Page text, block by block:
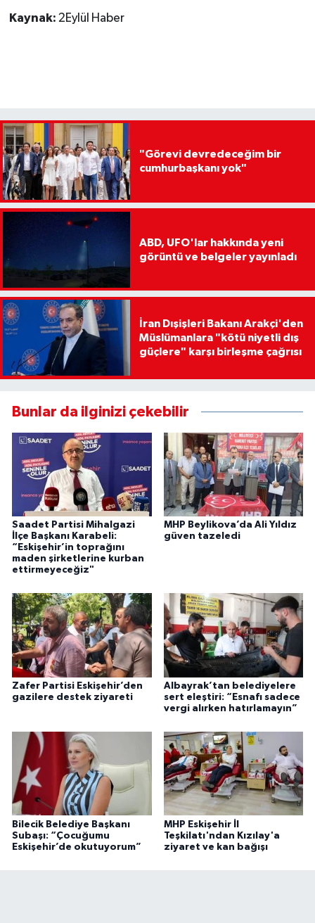
Kaynak: 2Eylül Haber
"Görevi devredeceğim bir
cumhurbaşkanı yok"
ABD, UFO'lar hakkında yeni
görüntü ve belgeler yayınladı
İran Dışişleri Bakanı Arakçi'den
Müslümanlara "kötü niyetli dış
güçlere" karşı birleşme çağrısı
Bunlar da ilginizi çekebilir
Saadet Partisi Mihalgazi
İlçe Başkanı Karabeli:
“Eskişehir’in toprağını
maden şirketlerine kurban
ettirmeyeceğiz"
MHP Beylikova’da Ali Yıldız
güven tazeledi
Zafer Partisi Eskişehir’den
gazilere destek ziyareti
Albayrak’tan belediyelere
sert eleştiri: “Esnafı sadece
vergi alırken hatırlamayın”
Bilecik Belediye Başkanı
Subaşı: “Çocuğumu
Eskişehir’de okutuyorum”
MHP Eskişehir İl
Teşkilatı'ndan Kızılay'a
ziyaret ve kan bağışı